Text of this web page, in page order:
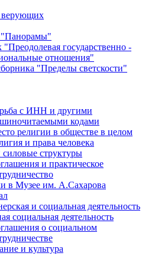
верующих
государственно -
отношения"
"Пределы светскости"
с ИНН и другими
кодами
религии в обществе в целом
и права человека
структуры
и практическое
в Музее им. А.Сахарова
и социальная деятельность
социальная деятельность
о социальном
и культура